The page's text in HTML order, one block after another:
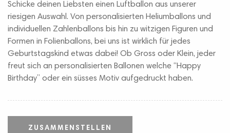
Schicke deinen Liebsten einen Luftballon aus unserer
riesigen Auswahl. Von personalisierten Heliumballons und
individuellen Zahlenballons bis hin zu witzigen Figuren und
Formen in Folienballons, bei uns ist wirklich für jedes
Geburtstagskind etwas dabei! Ob Gross oder Klein, jeder
freut sich an personalisierten Ballonen welche “Happy
Birthday” oder ein süsses Motiv aufgedruckt haben.
ZUSAMMENSTELLEN